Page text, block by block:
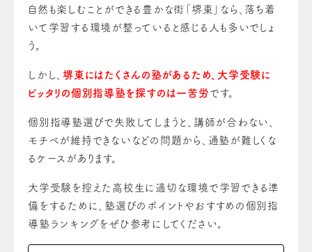
自然も楽しむことができる豊かな街「堺東」なら、落ち着
いて学習する環境が整っていると感じる人も多いでしょ
う。
しかし、 堺東にはたくさんの塾があるため、大学受験に
ピッタリの個別指導塾を探すのは一苦労 です。
個別指導塾選びで失敗してしまうと、講師が合わない、
モチベが維持できないなどの問題から、通塾が難しくな
るケースがあります。
大学受験を控えた高校生に適切な環境で学習できる準
備をするために、塾選びのポイントやおすすめの個別指
導塾ランキングをぜひ参考にしてください。